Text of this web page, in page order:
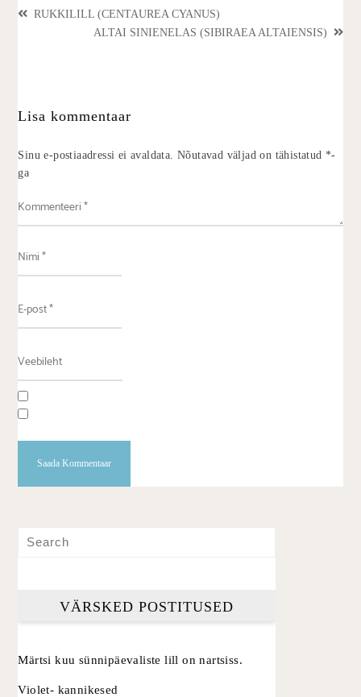
RUKKILILL (CENTAUREA CYANUS)
ALTAI SINIENELAS (SIBIRAEA ALTAIENSIS)
Lisa kommentaar
Sinu e-postiaadressi ei avaldata. Nõutavad väljad on tähistatud *-
ga
VÄRSKED POSTITUSED
Märtsi kuu sünnipäevaliste lill on nartsiss.
Violet- kannikesed